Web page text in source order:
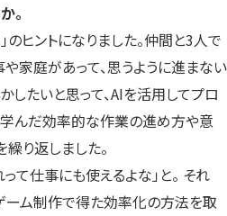
。
ヒントになりました。仲間と3人で
家庭があって、思うように進まない
したいと思って、AIを活用してプロ
学んだ効率的な作業の進め方や意
り返しました。
って仕事にも使えるよな」と。 それ
ーム制作で得た効率化の方法を取